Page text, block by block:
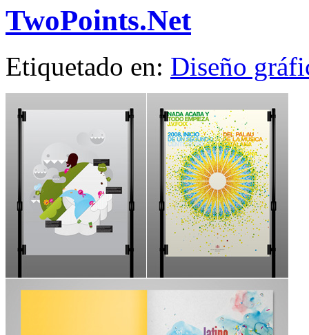
TwoPoints.Net
Etiquetado en: Diseño